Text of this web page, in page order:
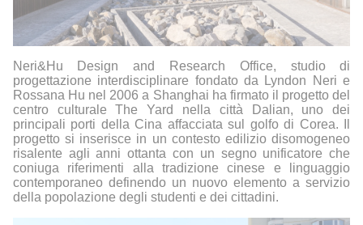
Neri&Hu Design and Research Office, studio di
progettazione interdisciplinare fondato da Lyndon Neri e
Rossana Hu nel 2006 a Shanghai ha firmato il progetto del
centro culturale The Yard nella città Dalian, uno dei
principali porti della Cina affacciata sul golfo di Corea. Il
progetto si inserisce in un contesto edilizio disomogeneo
risalente agli anni ottanta con un segno unificatore che
coniuga riferimenti alla tradizione cinese e linguaggio
contemporaneo definendo un nuovo elemento a servizio
della popolazione degli studenti e dei cittadini.